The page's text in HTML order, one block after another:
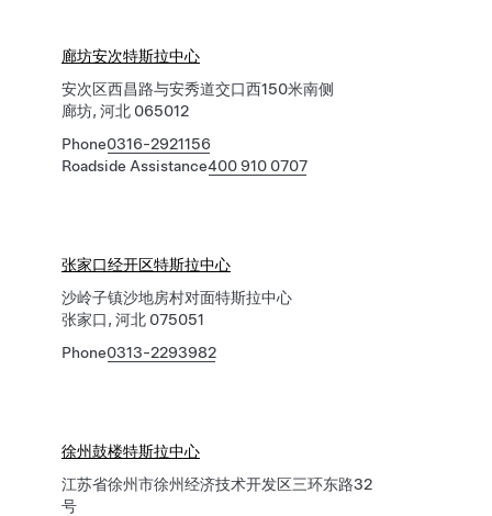
廊坊安次特斯拉中心
安次区西昌路与安秀道交口西150米南侧
廊坊, 河北 065012
Phone0316-2921156
Roadside Assistance400 910 0707
张家口经开区特斯拉中心
沙岭子镇沙地房村对面特斯拉中心
张家口, 河北 075051
Phone0313-2293982
徐州鼓楼特斯拉中心
江苏省徐州市徐州经济技术开发区三环东路32
号